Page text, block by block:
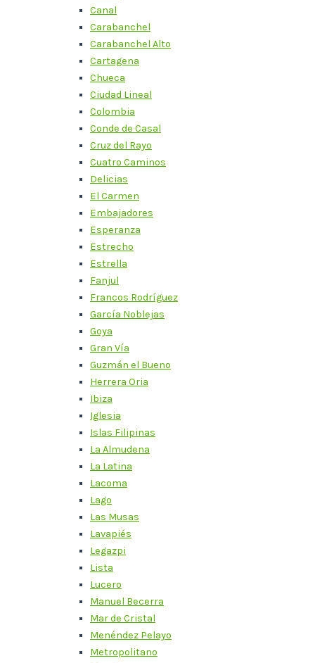
Canal
Carabanchel
Carabanchel Alto
Cartagena
Chueca
Ciudad Lineal
Colombia
Conde de Casal
Cruz del Rayo
Cuatro Caminos
Delicias
El Carmen
Embajadores
Esperanza
Estrecho
Estrella
Fanjul
Francos Rodríguez
García Noblejas
Goya
Gran Vía
Guzmán el Bueno
Herrera Oria
Ibiza
Iglesia
Islas Filipinas
La Almudena
La Latina
Lacoma
Lago
Las Musas
Lavapiés
Legazpi
Lista
Lucero
Manuel Becerra
Mar de Cristal
Menéndez Pelayo
Metropolitano